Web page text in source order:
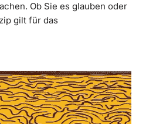
Ob Sie es glauben oder
gilt für das